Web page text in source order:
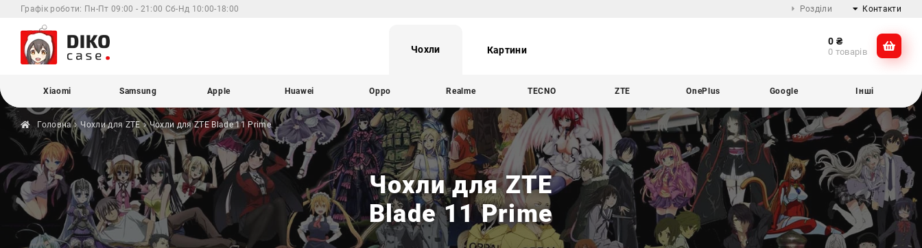
Графік роботи: Пн-Пт 09:00 - 21:00 Сб-Нд 10:00-18:00 Розділи Контакти
@dikocase
Чохли Картини
0 ₴
0 товарів
Xiaomi Samsung Apple Huawei Oppo Realme TECNO ZTE OnePlus Google Інші
Головна Чохли дляZTE Чохли для ZTE Blade 11 Prime
Чохли для ZTE
Blade 11 Prime